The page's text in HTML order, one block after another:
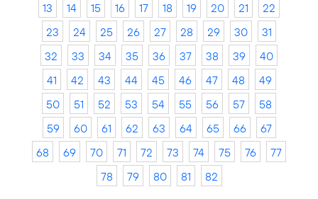
13
14 15 16 17 18 19 20 21
22
23
24 25 26 27 28 29 30
31
32
33 34 35 36 37 38 39
40
41
42 43 44 45 46 47 48
49
50
51 52 53 54 55 56 57
58
59
60 61 62 63 64 65 66
67
68
69 70 71 72 73 74 75 76
77
78
79 80 81 82